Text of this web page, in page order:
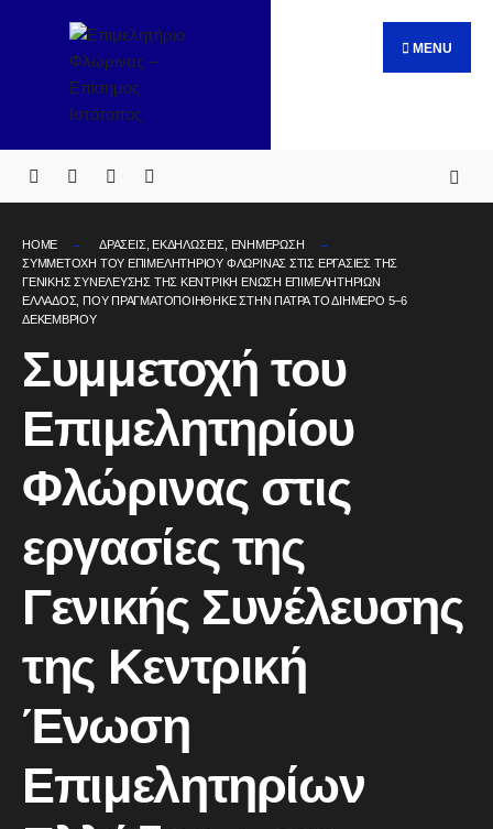
MENU
HOME ΔΡΑΣΕΙΣ ΕΚΔΗΛΩΣΕΙΣ
ΕΝΗΜΕΡΩΣΗ
ΣΥΜΜΕΤΟΧΉ ΤΟΥ ΕΠΙΜΕΛΗΤΗΡΊΟΥ ΦΛΏΡΙΝΑΣ ΣΤΙΣ ΕΡΓΑΣΊΕΣ ΤΗΣ
ΓΕΝΙΚΉΣ ΣΥΝΈΛΕΥΣΗΣ ΤΗΣ ΚΕΝΤΡΙΚΉ ΈΝΩΣΗ ΕΠΙΜΕΛΗΤΗΡΊΩΝ
ΕΛΛΆΔΟΣ, ΠΟΥ ΠΡΑΓΜΑΤΟΠΟΙΉΘΗΚΕ ΣΤΗΝ ΠΆΤΡΑ ΤΟ ΔΙΉΜΕΡΟ 5–6
ΔΕΚΕΜΒΡΊΟΥ
Συμμετοχή του
Επιμελητηρίου
Φλώρινας στις
εργασίες της
Γενικής Συνέλευσης
της Κεντρική
Ένωση
Επιμελητηρίων